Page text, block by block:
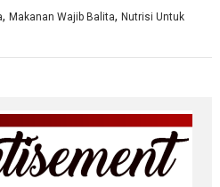
,Makanan Wajib Balita,Nutrisi Untuk